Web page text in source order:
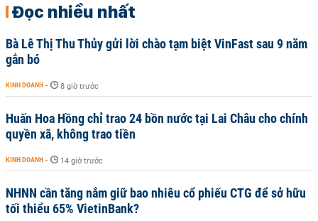
Đọc nhiều nhất
Bà Lê Thị Thu Thủy gửi lời chào tạm biệt VinFast sau 9 năm
gắn bó
KINH DOANH - 8 giờ trước
Huấn Hoa Hồng chỉ trao 24 bồn nước tại Lai Châu cho chính
quyền xã, không trao tiền
KINH DOANH - 14 giờ trước
NHNN cần tăng nắm giữ bao nhiêu cổ phiếu CTG để sở hữu
tối thiểu 65% VietinBank?